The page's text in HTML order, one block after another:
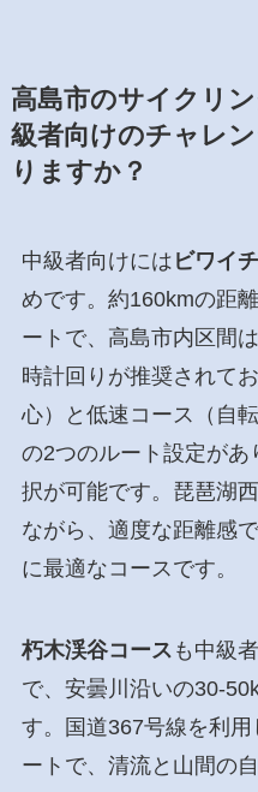
高島市のサイクリ
級者向けのチャレ
りますか？
中級者向けには ビワイ
めです。約160kmの距
ートで、高島市内区間
時計回りが推奨されて
心）と低速コース（自
の2つのルート設定があ
択が可能です。琵琶湖
ながら、適度な距離感
に最適なコースです。
朽木渓谷コース も中級
で、安曇川沿いの30-
す。国道367号線を利
ートで、清流と山間の